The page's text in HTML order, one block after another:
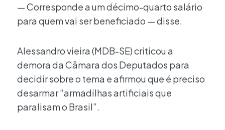
— Corresponde a um décimo-quarto salário
para quem vai ser beneficiado — disse.
Alessandro vieira (MDB-SE) criticou a
demora da Câmara dos Deputados para
decidir sobre o tema e afirmou que é preciso
desarmar “armadilhas artificiais que
paralisam o Brasil”.